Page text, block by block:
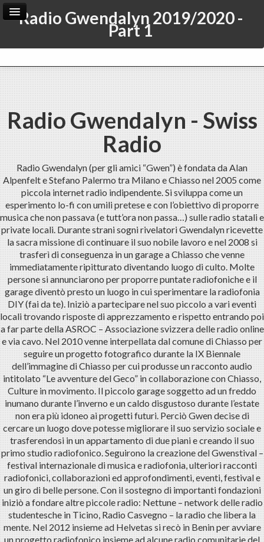
Radio Gwendalyn 2019/2020 -
Part 1
Home Archive
Admin
Radio Gwendalyn - Swiss
Radio
Radio Gwendalyn (per gli amici “Gwen”) è fondata da Alan
Alpenfelt e Stefano Palermo tra Milano e Chiasso nel 2005 come
piccola internet radio indipendente. Si sviluppa come un
esperimento lo-fi con umili pretese e con l’obiettivo di proporre
musica che non passava (e tutt’ora non passa…) sulle radio statali e
private locali. Durante strani sogni rivelatori Gwendalyn ricevette
la sacra missione di continuare il suo nobile lavoro e nel 2008 si
trasferì di conseguenza in un garage a Chiasso che venne
immediatamente ripitturato diventando luogo di culto. Molte
persone si annunciarono per proporre puntate radiofoniche e il
garage diventò presto un luogo in cui sperimentare la radiofonia
DIY (fai da te). Iniziò a partecipare nel suo piccolo a vari eventi
locali trovando risposte di apprezzamento e rispetto entrando poi
a far parte della ASROC – Associazione svizzera delle radio online
e via cavo. Nel 2010 venne interpellata dal comune di Chiasso per
seguire un progetto fotografico durante la IX Biennale
dell’immagine di Chiasso per cui produsse un racconto audio
intitolato “Le avventure del Geco” in collaborazione con Chiasso,
Culture in movimento. Il piccolo garage soggetto ad un freddo
inumano durante l’inverno e un caldo disgustoso durante l’estate
non era più idoneo ai progetti futuri. Perciò Gwen decise di
cercare un luogo dove potesse migliorare il suo servizio sociale e
trasferendosi in un appartamento di due piani e creando il suo
primo studio radiofonico. Seguirono la creazione del Gwenstival –
festival internazionale di musica e radiofonia, ulteriori racconti
radiofonici, collaborazioni ed approfondimenti, eventi, festival e
un giro di belle persone. Con il sostegno di importanti fondazioni
iniziò a fondare altre piccole radio: Nettune – network delle radio
studentesche in Ticino, Radio Casvegno – la radio che libera la
mente. Nel 2012 insieme ad Helvetas si recò in Benin per avviare
un progetto radiofonico insieme ad alcune radio comunitarie del